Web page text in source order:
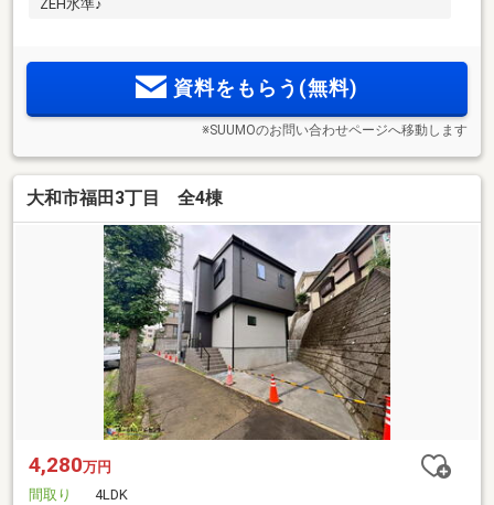
ZEH水準♪
資料をもらう(無料)
※SUUMOのお問い合わせページへ移動します
大和市福田3丁目 全4棟
4,280万円
間取り
4LDK